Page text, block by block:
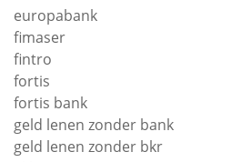
europabank
fimaser
fintro
fortis
fortis bank
geld lenen zonder bank
geld lenen zonder bkr